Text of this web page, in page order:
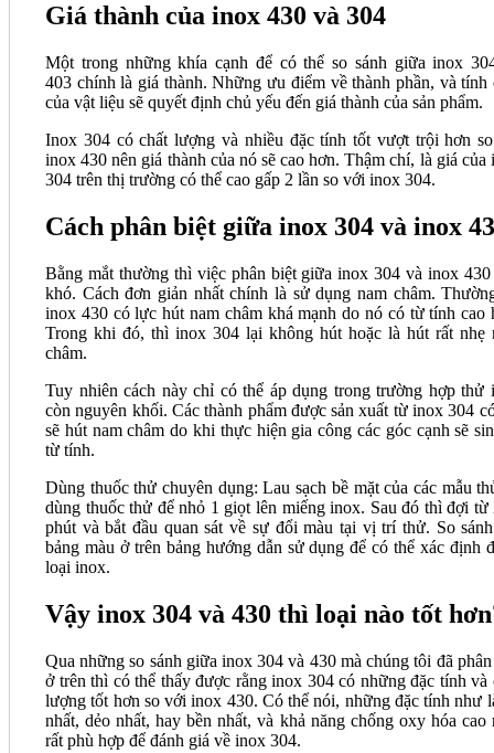
Giá thành của inox 430 và 304
Một trong những khía cạnh để có thể so sánh giữa inox
403 chính là giá thành. Những ưu điểm về thành phần, và tính
của vật liệu sẽ quyết định chủ yếu đến giá thành của sản phẩm.
Inox 304 có chất lượng và nhiều đặc tính tốt vượt trội hơn
inox 430 nên giá thành của nó sẽ cao hơn. Thậm chí, là giá của
304 trên thị trường có thể cao gấp 2 lần so với inox 304.
Cách phân biệt giữa inox 304 và inox
Bằng mắt thường thì việc phân biệt giữa inox 304 và inox 430
khó. Cách đơn giản nhất chính là sử dụng nam châm.
inox 430 có lực hút nam châm khá mạnh do nó có từ tính cao
Trong khi đó, thì inox 304 lại không hút hoặc là hút rất nhẹ
châm.
Tuy nhiên cách này chỉ có thể áp dụng trong trường hợp thử
còn nguyên khối. Các thành phẩm được sản xuất từ inox 304
sẽ hút nam châm do khi thực hiện gia công các góc cạnh sẽ
từ tính.
Dùng thuốc thử chuyên dụng: Lau sạch bề mặt của các mẫu
dùng thuốc thử để nhỏ 1 giọt lên miếng inox. Sau đó thì đợi từ
phút và bắt đầu quan sát về sự đổi màu tại vị trí thử. So
bảng màu ở trên bảng hướng dẫn sử dụng để có thể xác định
loại inox.
Vậy inox 304 và 430 thì loại nào tốt
Qua những so sánh giữa inox 304 và 430 mà chúng tôi đã
ở trên thì có thể thấy được rằng inox 304 có những đặc tính và
lượng tốt hơn so với inox 430. Có thể nói, những đặc tính như
nhất, dẻo nhất, hay bền nhất, và khả năng chống oxy hóa cao
rất phù hợp để đánh giá về inox 304.